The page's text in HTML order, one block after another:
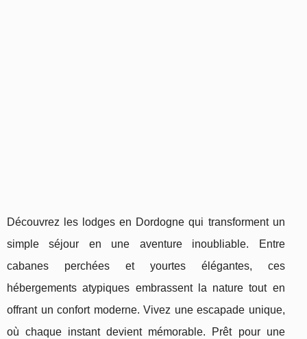
Découvrez les lodges en Dordogne qui transforment un
simple séjour en une aventure inoubliable. Entre
cabanes perchées et yourtes élégantes, ces
hébergements atypiques embrassent la nature tout en
offrant un confort moderne. Vivez une escapade unique,
où chaque instant devient mémorable. Prêt pour une